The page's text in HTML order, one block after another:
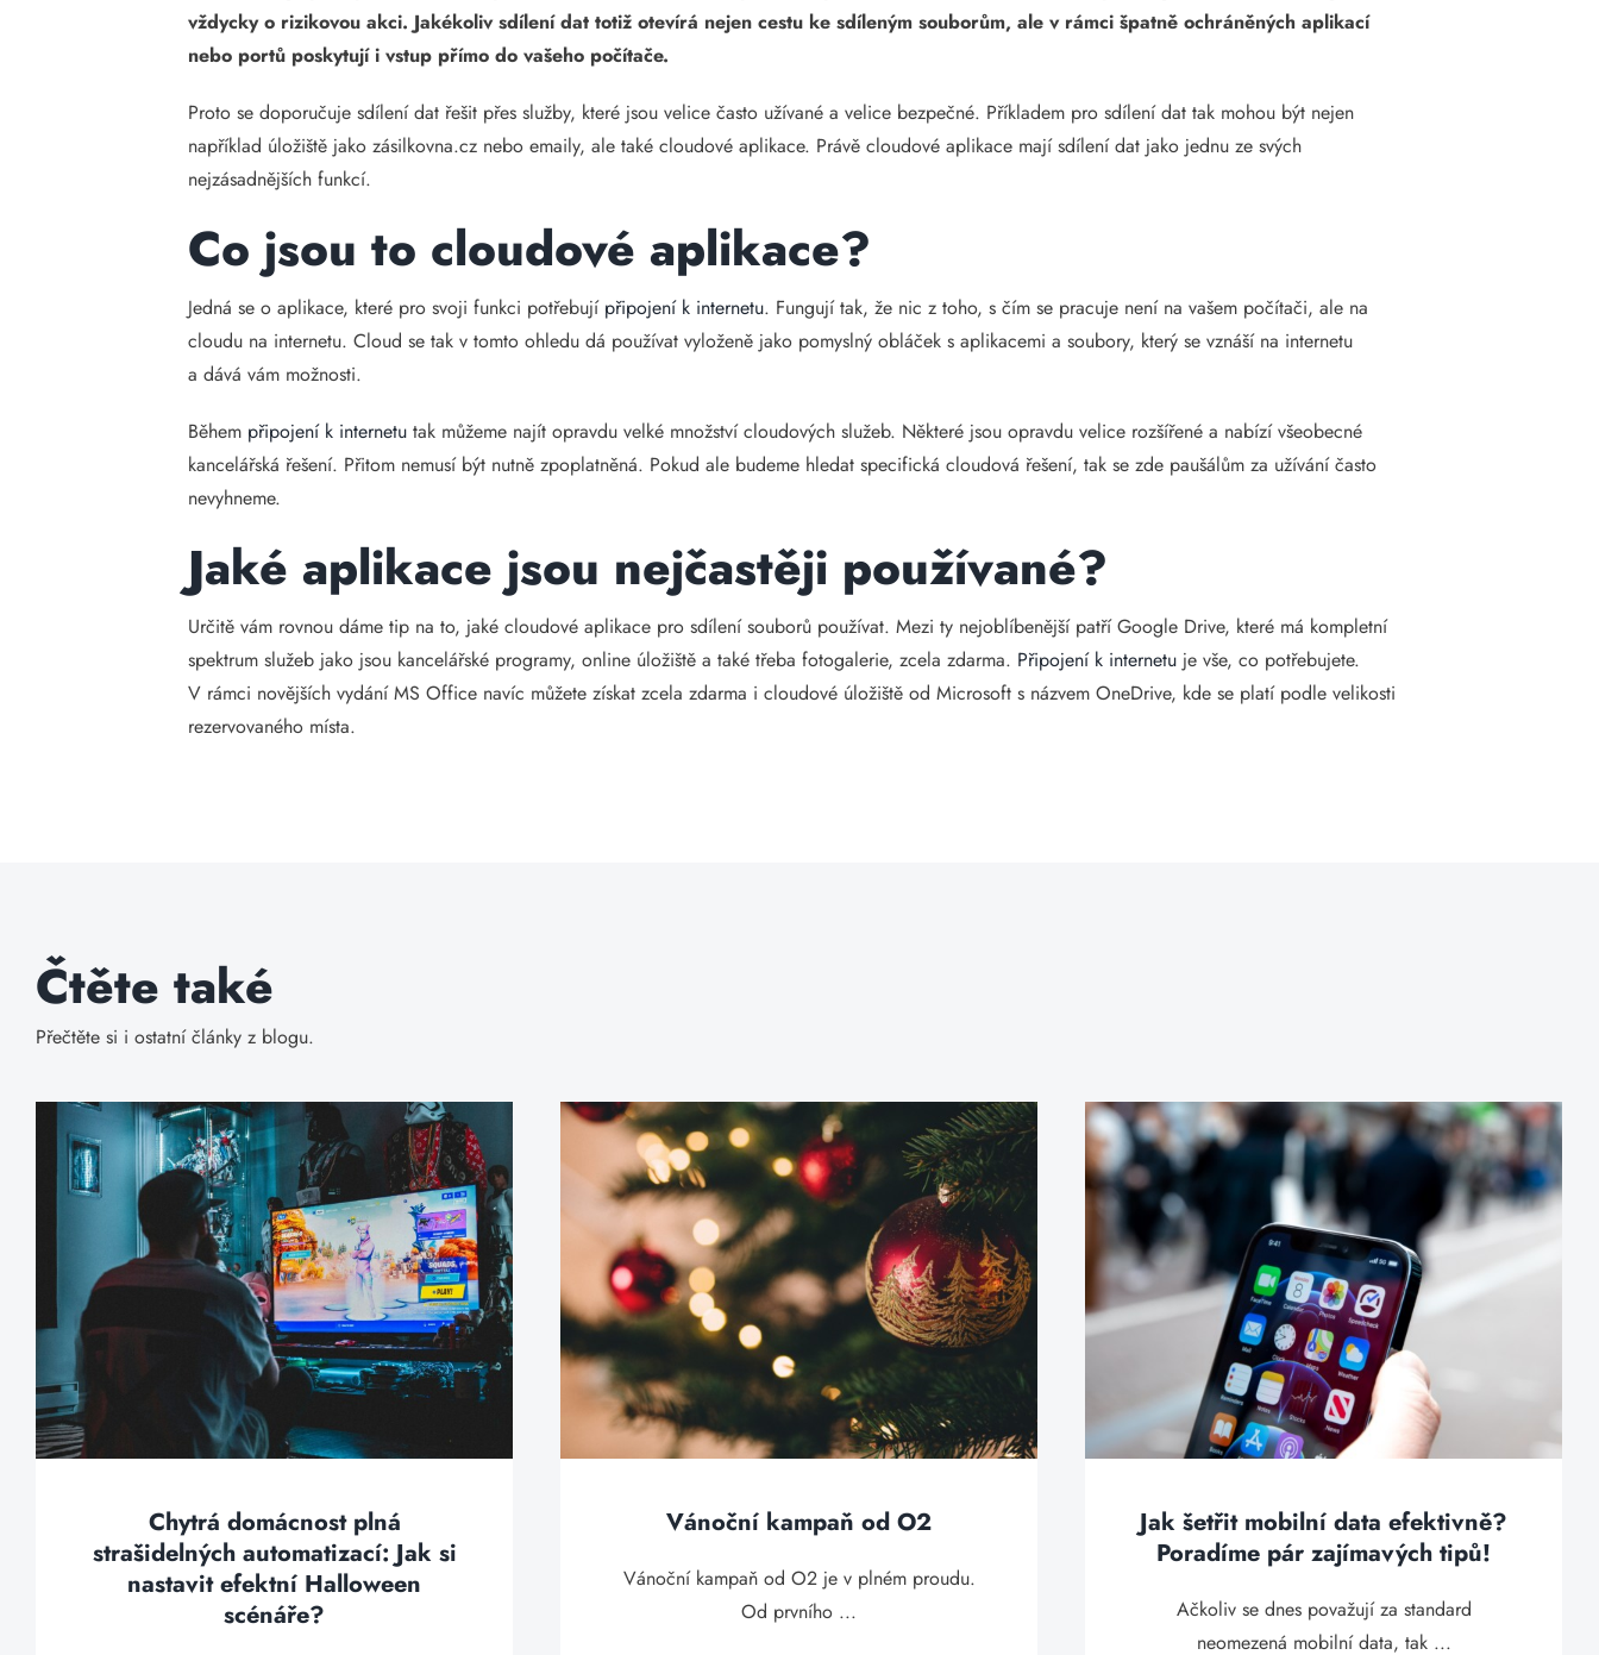
vždycky o rizikovou akci. Jakékoliv sdílení dat totiž otevírá nejen cestu ke sdíleným souborům, ale v rámci špatně ochráněných aplikací
nebo portů poskytují i vstup přímo do vašeho počítače.
Proto se doporučuje sdílení dat řešit přes služby, které jsou velice často užívané a velice bezpečné. Příkladem pro sdílení dat tak mohou být nejen
například úložiště jako zásilkovna.cz nebo emaily, ale také cloudové aplikace. Právě cloudové aplikace mají sdílení dat jako jednu ze svých
nejzásadnějších funkcí.
Co jsou to cloudové aplikace?
Jedná se o aplikace, které pro svoji funkci potřebují připojení k internetu. Fungují tak, že nic z toho, s čím se pracuje není na vašem počítači, ale na
cloudu na internetu. Cloud se tak v tomto ohledu dá používat vyloženě jako pomyslný obláček s aplikacemi a soubory, který se vznáší na internetu
a dává vám možnosti.
Během připojení k internetu tak můžeme najít opravdu velké množství cloudových služeb. Některé jsou opravdu velice rozšířené a nabízí všeobecné
kancelářská řešení. Přitom nemusí být nutně zpoplatněná. Pokud ale budeme hledat specifická cloudová řešení, tak se zde paušálům za užívání často
nevyhneme.
Jaké aplikace jsou nejčastěji používané?
Určitě vám rovnou dáme tip na to, jaké cloudové aplikace pro sdílení souborů používat. Mezi ty nejoblíbenější patří Google Drive, které má kompletní
spektrum služeb jako jsou kancelářské programy, online úložiště a také třeba fotogalerie, zcela zdarma. Připojení k internetu je vše, co potřebujete.
V rámci novějších vydání MS Office navíc můžete získat zcela zdarma i cloudové úložiště od Microsoft s názvem OneDrive, kde se platí podle velikosti
rezervovaného místa.
Čtěte také
Přečtěte si i ostatní články z blogu.
Chytrá domácnost plná
strašidelných automatizací: Jak si
nastavit efektní Halloween
scénáře?
Vánoční kampaň od O2
Vánoční kampaň od O2 je v plném proudu.
Od prvního ...
Jak šetřit mobilní data efektivně?
Poradíme pár zajímavých tipů!
Ačkoliv se dnes považují za standard
neomezená mobilní data, tak ...